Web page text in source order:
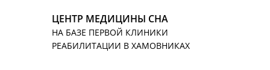
ЦЕНТР МЕДИЦИНЫ СНА
НА БАЗЕ ПЕРВОЙ КЛИНИКИ
РЕАБИЛИТАЦИИ В ХАМОВНИКАХ